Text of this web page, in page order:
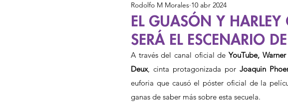
EVENTOS COSPLAY FIGURAS
EL GUASÓN Y
SERÁ EL ESCENARIO
Rodolfo M Morales 10 abr 2024
A través del canal oficial de YouTube, Warner
Deux, cinta protagonizada por Joaquin
euforia que causó el póster oficial de la
ganas de saber más sobre esta secuela.